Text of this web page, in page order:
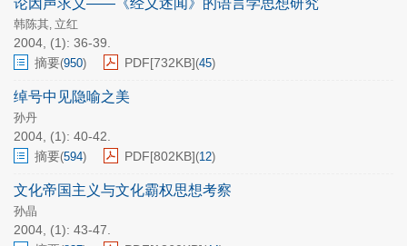
论因声求义——《经义述闻》的语言学思想研究
韩陈其, 立红
2004, (1): 36-39.
摘要(950) PDF[732KB](45)
绰号中见隐喻之美
孙丹
2004, (1): 40-42.
摘要(594) PDF[802KB](12)
文化帝国主义与文化霸权思想考察
孙晶
2004, (1): 43-47.